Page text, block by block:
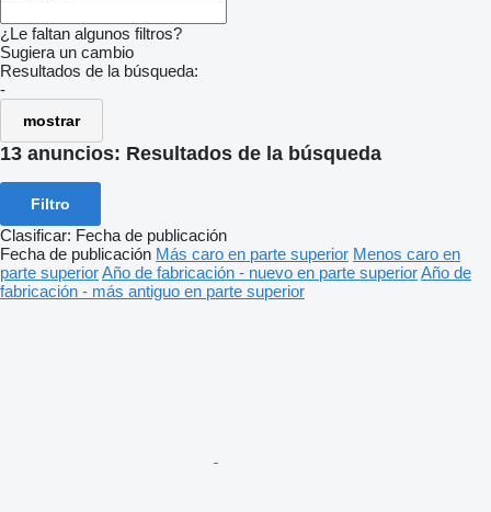
¿Le faltan algunos filtros?
Sugiera un cambio
Resultados de la búsqueda:
-
mostrar
13 anuncios: Resultados de la búsqueda
Filtro
Clasificar: Fecha de publicación
Fecha de publicación Más caro en parte superior Menos caro en
parte superiorAño de fabricación - nuevo en parte superiorAño de
fabricación - más antiguo en parte superior